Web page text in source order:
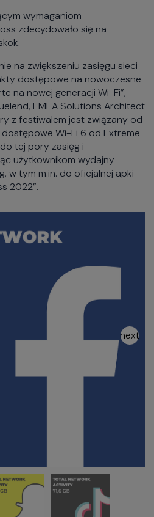
wymaganiom
zdecydowało się na
na zwiększeniu zasięgu sieci
dostępowe na nowoczesne
na nowej generacji Wi-Fi”,
EMEA Solutions Architect
z festiwalem jest związany od
dostępowe Wi-Fi 6 od Extreme
tej pory zasięg i
użytkownikom wydajny
w tym m.in. do oficjalnej apki
2022”.